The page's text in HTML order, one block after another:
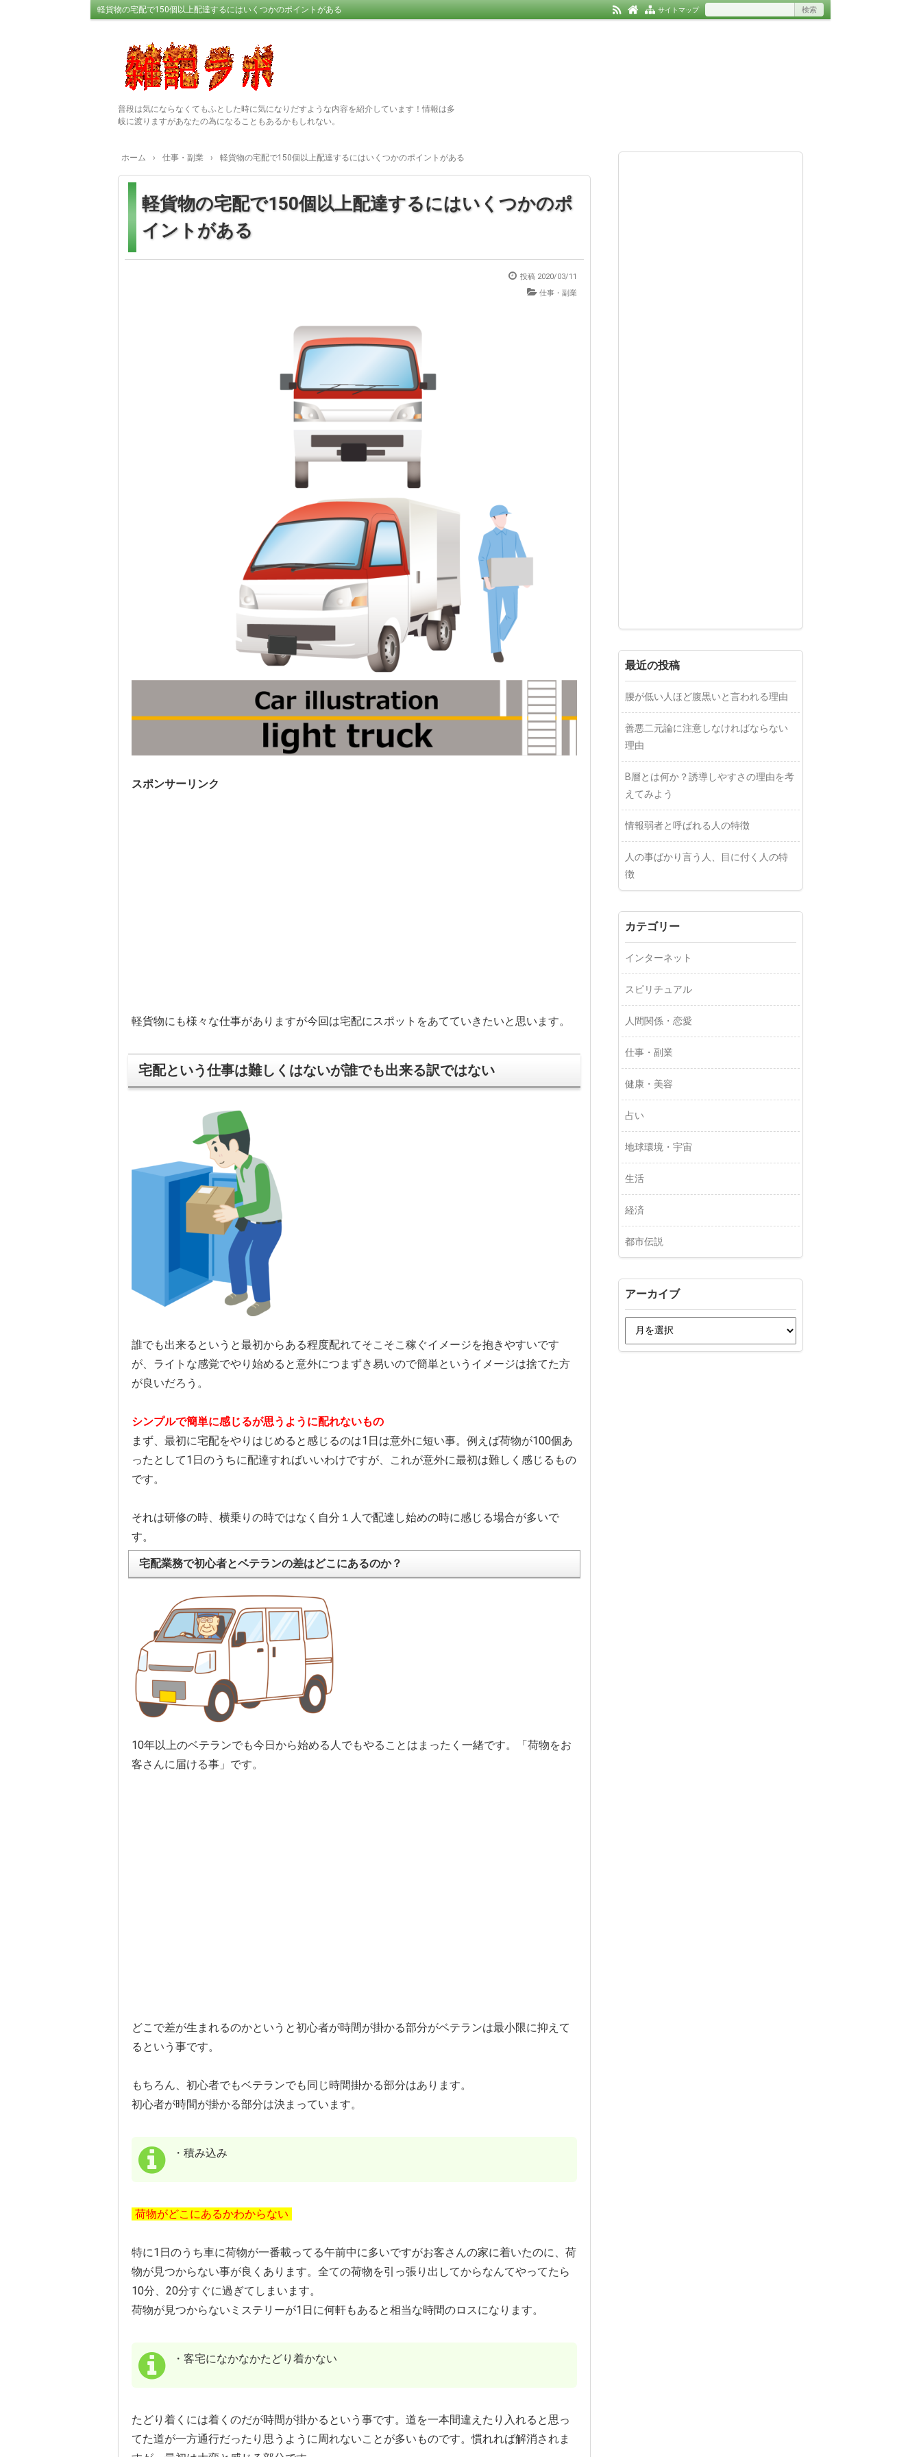
軽貨物の宅配で150個以上配達するにはいくつかのポイントがある サイトマップ
普段は気にならなくてもふとした時に気になりだすような内容を紹介しています！情報は多
岐に渡りますがあなたの為になることもあるかもしれない。
ホーム › 仕事・副業 › 軽貨物の宅配で150個以上配達するにはいくつかのポイントがある
軽貨物の宅配で150個以上配達するにはいくつかのポ
イントがある
投稿 2020/03/11
仕事・副業
スポンサーリンク
軽貨物にも様々な仕事がありますが今回は宅配にスポットをあてていきたいと思います。
宅配という仕事は難しくはないが誰でも出来る訳ではない
誰でも出来るというと最初からある程度配れてそこそこ稼ぐイメージを抱きやすいです
が、ライトな感覚でやり始めると意外につまずき易いので簡単というイメージは捨てた方
が良いだろう。
シンプルで簡単に感じるが思うように配れないもの
まず、最初に宅配をやりはじめると感じるのは1日は意外に短い事。例えば荷物が100個あ
ったとして1日のうちに配達すればいいわけですが、これが意外に最初は難しく感じるもの
です。
それは研修の時、横乗りの時ではなく自分１人で配達し始めの時に感じる場合が多いで
す。
宅配業務で初心者とベテランの差はどこにあるのか？
10年以上のベテランでも今日から始める人でもやることはまったく一緒です。「荷物をお
客さんに届ける事」です。
どこで差が生まれるのかというと初心者が時間が掛かる部分がベテランは最小限に抑えて
るという事です。
もちろん、初心者でもベテランでも同じ時間掛かる部分はあります。
初心者が時間が掛かる部分は決まっています。
・積み込み
荷物がどこにあるかわからない
特に1日のうち車に荷物が一番載ってる午前中に多いですがお客さんの家に着いたのに、荷
物が見つからない事が良くあります。全ての荷物を引っ張り出してからなんてやってたら
10分、20分すぐに過ぎてしまいます。
荷物が見つからないミステリーが1日に何軒もあると相当な時間のロスになります。
・客宅になかなかたどり着かない
たどり着くには着くのだが時間が掛かるという事です。道を一本間違えたり入れると思っ
てた道が一方通行だったり思うように周れないことが多いものです。慣れれば解消されま
最近の投稿
腰が低い人ほど腹黒いと言われる理由
善悪二元論に注意しなければならない
理由
B層とは何か？誘導しやすさの理由を考
えてみよう
情報弱者と呼ばれる人の特徴
人の事ばかり言う人、目に付く人の特
徴
カテゴリー
インターネット
スピリチュアル
人間関係・恋愛
仕事・副業
健康・美容
占い
地球環境・宇宙
生活
経済
都市伝説
アーカイブ